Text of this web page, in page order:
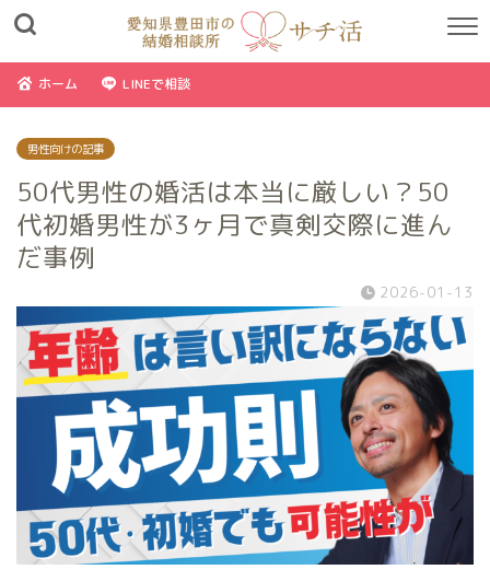
ホーム LINEで相談
男性向けの記事
50代男性の婚活は本当に厳しい？50
代初婚男性が3ヶ月で真剣交際に進ん
だ事例
2026-01-13